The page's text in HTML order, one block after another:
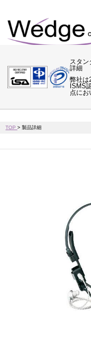
スタ
詳細
弊社は
ISMS
点にお
TOP>製品詳細